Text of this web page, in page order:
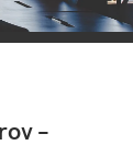
–